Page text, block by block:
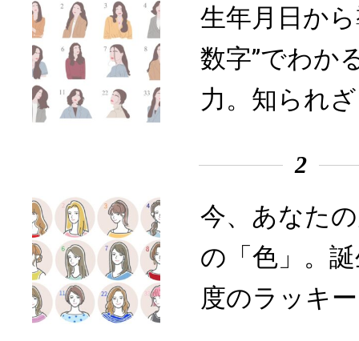
生年月日か
数字”でわか
力。知られ
2
今、あなた
の「色」。
度のラッキ